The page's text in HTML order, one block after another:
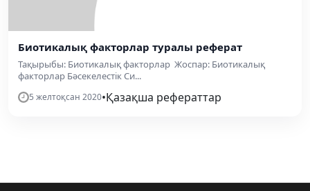
Биотикалық факторлар туралы реферат
Тақырыбы: Биотикалық факторлар Жоспар: Биотикалық
факторлар Бәсекелестік Си...
5 желтоқсан 2020•Қазақша рефераттар